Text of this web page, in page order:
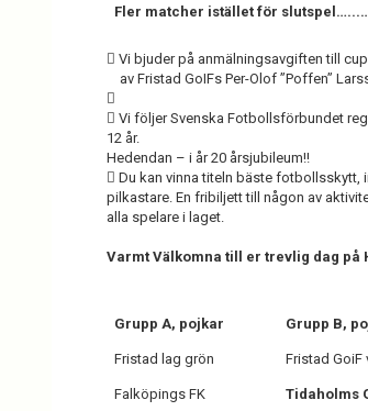
Fler matcher istället för
 Vi bjuder på anmälningsavgiften till
av Fristad GoIFs Per-Olof ”Poffen”

 Vi följer Svenska Fotbollsförbundet
12 år.
Hedendan – i år 20 årsjubileum!!
 Du kan vinna titeln bäste fotbollsskytt,
pilkastare. En fribiljett till någon av
alla spelare i laget.
Varmt Välkomna till er trevlig dag på
Grupp A, pojkar Grupp B,
Fristad lag grön Fristad GoiF
Falköpings FK Tidaholms